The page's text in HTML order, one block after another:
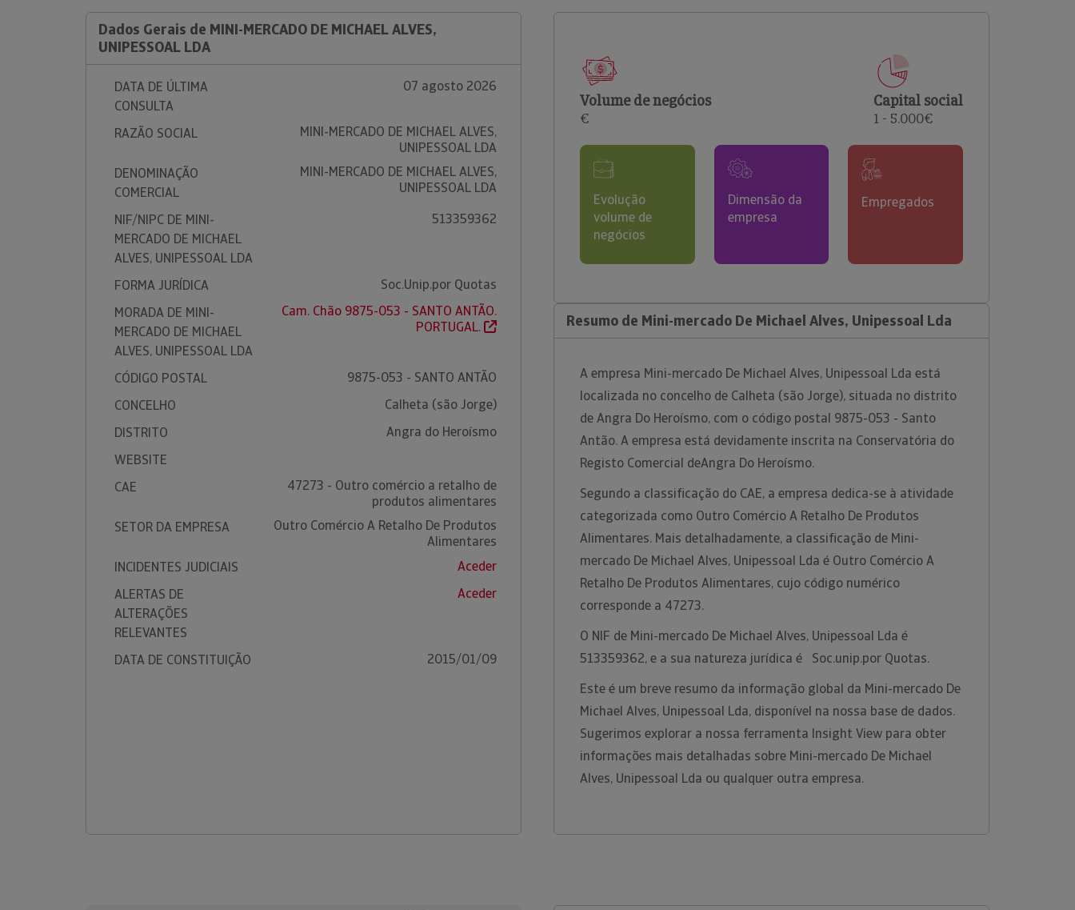
comerciais e analisar o risco de incumprimento dos
Dados Gerais de MINI-MERCADO DE MICHAEL ALVES,
UNIPESSOAL LDA
DATA DE ÚLTIMA
CONSULTA
07 agosto 2026
RAZÃO SOCIAL
MINI-MERCADO DE MICHAEL ALVES,
UNIPESSOAL LDA
DENOMINAÇÃO
COMERCIAL
MINI-MERCADO DE MICHAEL ALVES,
UNIPESSOAL LDA
NIF/NIPC DE MINI-
MERCADO DE MICHAEL
ALVES, UNIPESSOAL LDA
513359362
FORMA JURÍDICA
Soc.Unip.por Quotas
MORADA DE MINI-
MERCADO DE MICHAEL
ALVES, UNIPESSOAL LDA
Cam. Chão 9875-053 - SANTO ANTÃO.
PORTUGAL.
CÓDIGO POSTAL
9875-053 - SANTO ANTÃO
CONCELHO
Calheta (são Jorge)
DISTRITO
Angra do Heroísmo
WEBSITE
CAE
47273 - Outro comércio a retalho de
produtos alimentares
SETOR DA EMPRESA
Outro Comércio A Retalho De Produtos
Alimentares
INCIDENTES JUDICIAIS
Aceder
ALERTAS DE
ALTERAÇÕES
RELEVANTES
Aceder
DATA DE CONSTITUIÇÃO 2015/01/09
Volume de negócios
€
Capital social
1 - 5.000€
Evolução
volume de
negócios
Dimensão da
empresa
Empregados
Resumo de Mini-mercado De Michael Alves, Unipessoal Lda
A empresa Mini-mercado De Michael Alves, Unipessoal Lda está
localizada no concelho de Calheta (são Jorge), situada no distrito
de Angra Do Heroísmo, com o código postal 9875-053 - Santo
Antão. A empresa está devidamente inscrita na Conservatória do
Registo Comercial deAngra Do Heroísmo.
Segundo a classificação do CAE, a empresa dedica-se à atividade
categorizada como Outro Comércio A Retalho De Produtos
Alimentares. Mais detalhadamente, a classificação de Mini-
mercado De Michael Alves, Unipessoal Lda é Outro Comércio A
Retalho De Produtos Alimentares, cujo código numérico
corresponde a 47273.
O NIF de Mini-mercado De Michael Alves, Unipessoal Lda é
513359362, e a sua natureza jurídica é Soc.unip.por Quotas.
Este é um breve resumo da informação global da Mini-mercado De
Michael Alves, Unipessoal Lda, disponível na nossa base de dados.
Sugerimos explorar a nossa ferramenta Insight View para obter
informações mais detalhadas sobre Mini-mercado De Michael
Alves, Unipessoal Lda ou qualquer outra empresa.